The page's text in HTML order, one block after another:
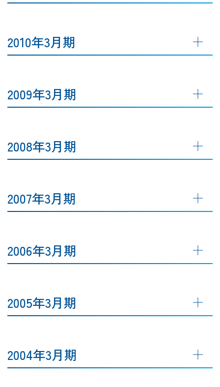
2010年3月期
2009年3月期
2008年3月期
2007年3月期
2006年3月期
2005年3月期
2004年3月期